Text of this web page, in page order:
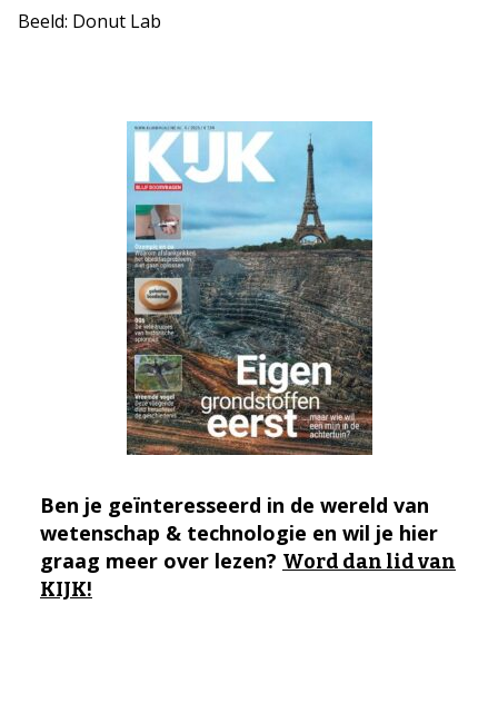
Beeld: Donut Lab
Ben je geïnteresseerd in de wereld van
wetenschap & technologie en wil je hier
graag meer over lezen? Word dan lid van
KIJK!